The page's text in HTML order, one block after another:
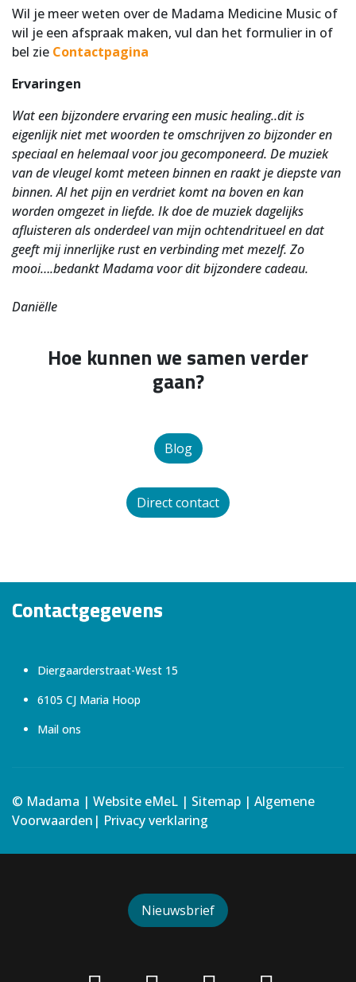
Wil je meer weten over de Madama Medicine Music of
wil je een afspraak maken, vul dan het formulier in of
bel zie Contactpagina
Ervaringen
Wat een bijzondere ervaring een music healing..dit is
eigenlijk niet met woorden te omschrijven zo bijzonder en
speciaal en helemaal voor jou gecomponeerd. De muziek
van de vleugel komt meteen binnen en raakt je diepste van
binnen. Al het pijn en verdriet komt na boven en kan
worden omgezet in liefde. Ik doe de muziek dagelijks
afluisteren als onderdeel van mijn ochtendritueel en dat
geeft mij innerlijke rust en verbinding met mezelf. Zo
mooi….bedankt Madama voor dit bijzondere cadeau.
Daniëlle
Hoe kunnen we samenverder
gaan?
Blog
Direct contact
Contactgegevens
Diergaarderstraat-West 15
6105 CJ Maria Hoop
Mail ons
© Madama | Website eMeL | Sitemap | Algemene
Voorwaarden | Privacy verklaring
Nieuwsbrief